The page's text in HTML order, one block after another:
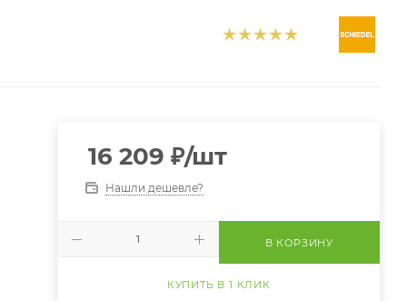
16 209 ₽/шт
Нашли дешевле?
В КОРЗИНУ
КУПИТЬ В 1 КЛИК